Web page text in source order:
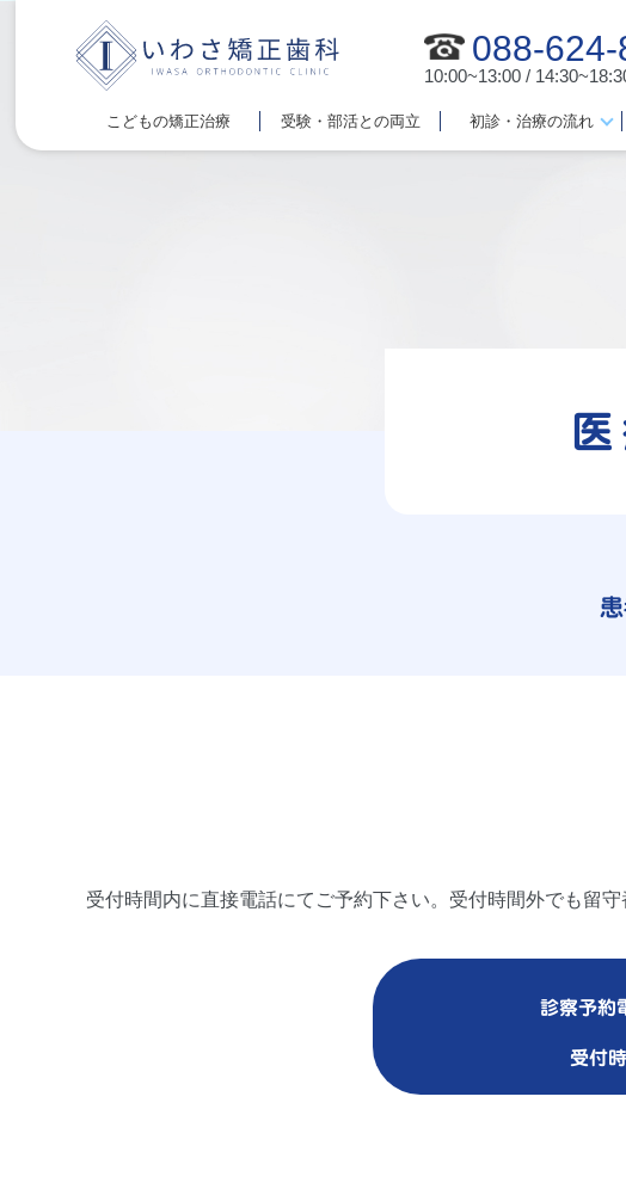
088-
10:00~13:00 /
こどもの矯正治療 受験・部活との両立 初診・治療の流れ
受付時間内に直接電話にてご予約下さい。受付時間外でも留守
診察予約
受付